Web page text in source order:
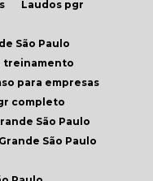
Laudos pgr
São Paulo
treinamento
para empresas
completo
São Paulo
São Paulo